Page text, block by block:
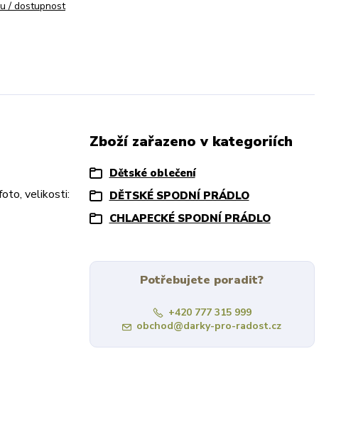
/ dostupnost
velikosti:
Zboží zařazeno v kategoriích
Dětské oblečení
DĚTSKÉ SPODNÍ PRÁDLO
CHLAPECKÉ SPODNÍ PRÁDLO
Potřebujete poradit?
+420 777 315 999
obchod@darky-pro-radost.cz